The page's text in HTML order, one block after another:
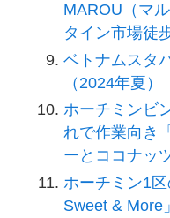
MAROU（マ
タイン市場徒
ベトナムスタ
（2024年夏）
ホーチミンビ
れで作業向き
ーとココナッ
ホーチミン1
Sweet & More